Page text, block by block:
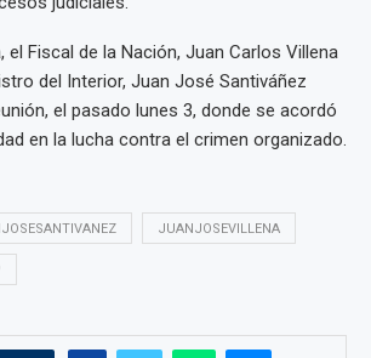
el Fiscal de la Nación, Juan Carlos Villena
del Interior, Juan José Santiváñez
el pasado lunes 3, donde se acordó
en la lucha contra el crimen organizado.
JUANJOSEVILLENA